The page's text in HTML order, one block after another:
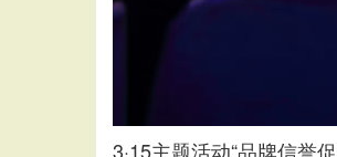
3·15主题活动“品牌信誉